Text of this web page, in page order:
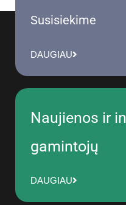
Susisiekime
DAUGIAU
Naujienos ir
gamintojų
DAUGIAU